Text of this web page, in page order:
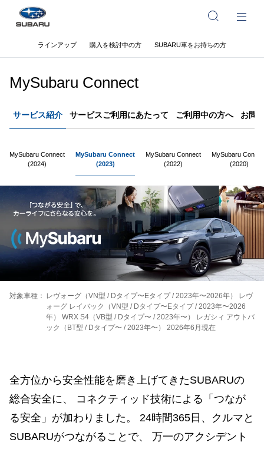
ラインアップ 購入を検討中の方 SUBARU車をお持ちの方
MySubaru Connect
サービス紹介 サービスご利用にあたって ご利用中の方へ お問
MySubaru Connect
(2024)
MySubaru Connect
(2023)
MySubaru Connect
(2022)
MySubaru
(2020)
対象車種：
レヴォーグ（VN型 / Dタイプ〜Eタイプ / 2023年〜2026年） レヴ
ォーグ レイバック（VN型 / Dタイプ〜Eタイプ / 2023年〜2026
年） WRX S4（VB型 / Dタイプ〜 / 2023年〜） レガシィ アウトバ
ック（BT型 / Dタイプ〜 / 2023年〜） 2026年6月現在
全方位から安全性能を磨き上げてきたSUBARUの
総合安全に、
コネクティッド技術による「つなが
る安全」が加わりました。
24時間365日、クルマと
SUBARUがつながることで、
万一のアクシデント